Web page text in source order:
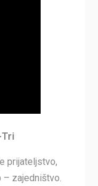
Tri
prijateljstvo,
– zajedništvo.